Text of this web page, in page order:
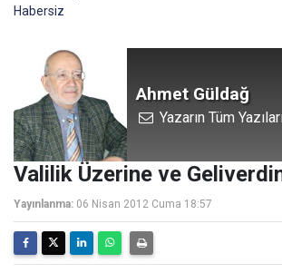
Habersiz
Ahmet Güldağ
Yazarın Tüm
Valilik Üzerine ve
Yayınlanma: 06 Nisan 2012 Cuma 18:57